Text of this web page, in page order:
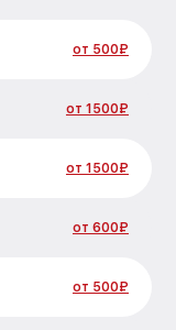
от 500₽
от 1500₽
от 1500₽
от 600₽
от 500₽